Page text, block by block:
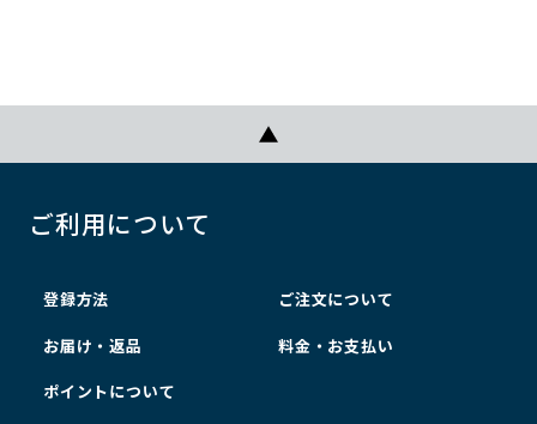
ご利用について
登録方法 ご注文について
お届け・返品 料金・お支払い
ポイントについて